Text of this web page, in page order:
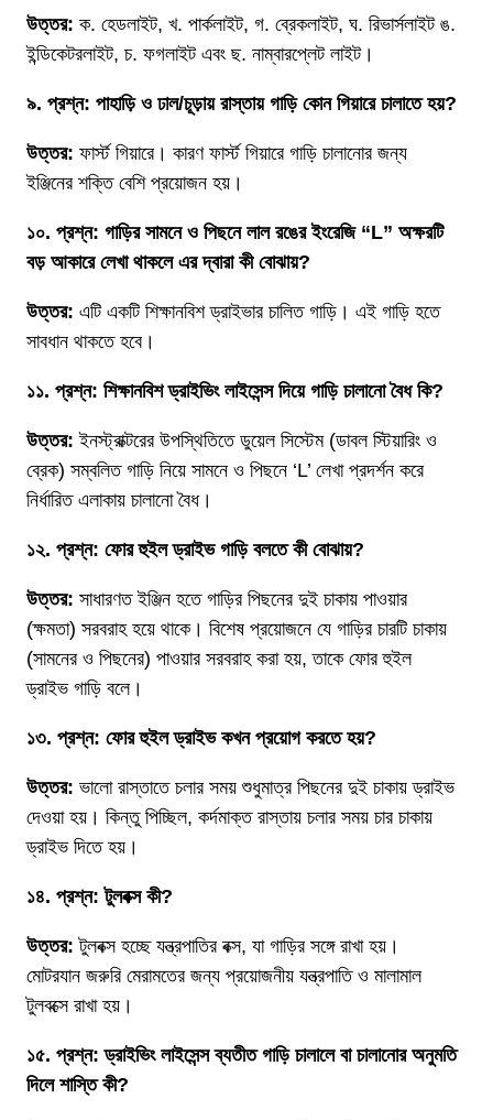
উত্তর: ক. হেডলাইট, খ. পার্কলাইট, গ. ব্রেকলাইট, ঘ. রিভার্সলাইট ঙ.
ইন্ডিকেটরলাইট, চ. ফগলাইট এবং ছ. নাম্বারপ্লেট লাইট।
৯. প্রশ্ন: পাহাড়ি ও ঢাল/চূড়ায় রাস্তায় গাড়ি কোন গিয়ারে চালাতে হয়?
উত্তর: ফার্স্ট গিয়ারে। কারণ ফার্স্ট গিয়ারে গাড়ি চালানোর জন্য
ইঞ্জিনের শক্তি বেশি প্রয়োজন হয়।
১০. প্রশ্ন: গাড়ির সামনে ও পিছনে লাল রঙের ইংরেজি “L” অক্ষরটি
বড় আকারে লেখা থাকলে এর দ্বারা কী বোঝায়?
উত্তর: এটি একটি শিক্ষানবিশ ড্রাইভার চালিত গাড়ি। এই গাড়ি হতে
সাবধান থাকতে হবে।
১১. প্রশ্ন: শিক্ষানবিশ ড্রাইভিং লাইসেন্স দিয়ে গাড়ি চালানো বৈধ কি?
উত্তর: ইনস্ট্রাক্টরের উপস্থিতিতে ডুয়েল সিস্টেম (ডাবল স্টিয়ারিং ও
ব্রেক) সম্বলিত গাড়ি নিয়ে সামনে ও পিছনে ‘L’ লেখা প্রদর্শন করে
নির্ধারিত এলাকায় চালানো বৈধ।
১২. প্রশ্ন: ফোর হুইল ড্রাইভ গাড়ি বলতে কী বোঝায়?
উত্তর: সাধারণত ইঞ্জিন হতে গাড়ির পিছনের দুই চাকায় পাওয়ার
(ক্ষমতা) সরবরাহ হয়ে থাকে। বিশেষ প্রয়োজনে যে গাড়ির চারটি চাকায়
(সামনের ও পিছনের) পাওয়ার সরবরাহ করা হয়, তাকে ফোর হুইল
ড্রাইভ গাড়ি বলে।
১৩. প্রশ্ন: ফোর হুইল ড্রাইভ কখন প্রয়োগ করতে হয়?
উত্তর: ভালো রাস্তাতে চলার সময় শুধুমাত্র পিছনের দুই চাকায় ড্রাইভ
দেওয়া হয়। কিন্তু পিচ্ছিল, কর্দমাক্ত রাস্তায় চলার সময় চার চাকায়
ড্রাইভ দিতে হয়।
১৪. প্রশ্ন: টুলবক্স কী?
উত্তর: টুলবক্স হচ্ছে যন্ত্রপাতির বক্স, যা গাড়ির সঙ্গে রাখা হয়।
মোটরযান জরুরি মেরামতের জন্য প্রয়োজনীয় যন্ত্রপাতি ও মালামাল
টুলবক্সে রাখা হয়।
১৫. প্রশ্ন: ড্রাইভিং লাইসেন্স ব্যতীত গাড়ি চালালে বা চালানোর অনুমতি
দিলে শাস্তি কী?